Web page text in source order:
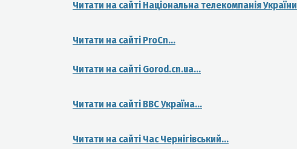
Читати на сайті Національна телекомпанія України
Читати на сайті ProCn...
Читати на сайті Gorod.cn.ua...
Читати на сайті ВВС Україна...
Читати на сайті Час Чернігівський...